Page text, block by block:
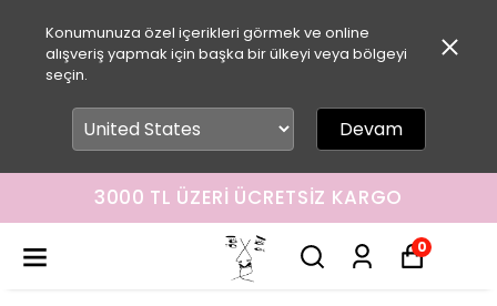
Konumunuza özel içerikleri görmek ve online
alışveriş yapmak için başka bir ülkeyi veya bölgeyi
seçin.
Devam
3000 TL ÜZERI ÜCRETSIZ KARGO
0